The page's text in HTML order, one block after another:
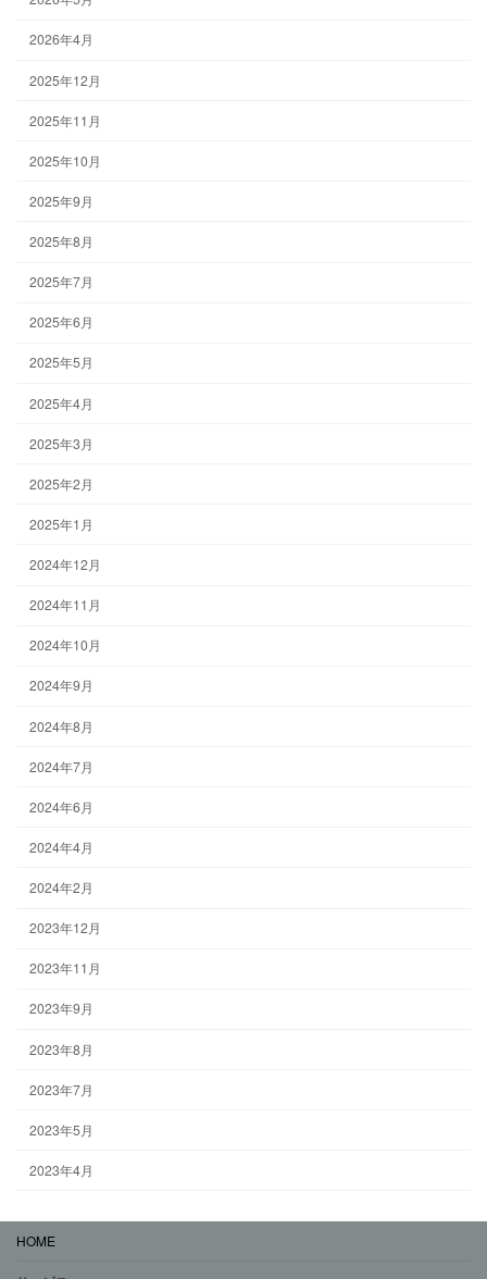
2026年4月
2025年12月
2025年11月
2025年10月
2025年9月
2025年8月
2025年7月
2025年6月
2025年5月
2025年4月
2025年3月
2025年2月
2025年1月
2024年12月
2024年11月
2024年10月
2024年9月
2024年8月
2024年7月
2024年6月
2024年4月
2024年2月
2023年12月
2023年11月
2023年9月
2023年8月
2023年7月
2023年5月
2023年4月
HOME